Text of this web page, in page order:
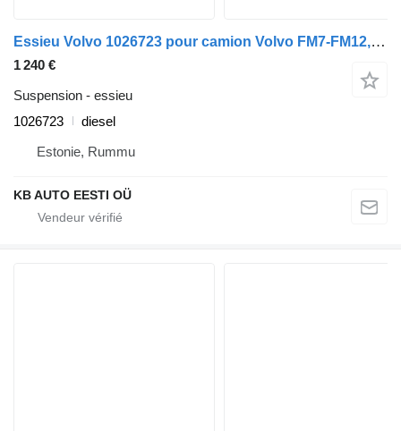
Essieu Volvo 1026723 pour camion Volvo FM7-FM12, FM, FMX (1998-2014)
1 240 €
Suspension - essieu
1026723
diesel
Estonie, Rummu
KB AUTO EESTI OÜ